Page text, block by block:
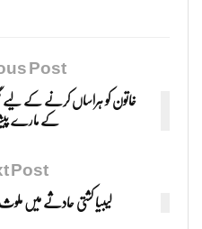
Post
خاتون کو ہراساں کرنے کے
کے مارے
Post
لیبیا کشتی حادثے میں